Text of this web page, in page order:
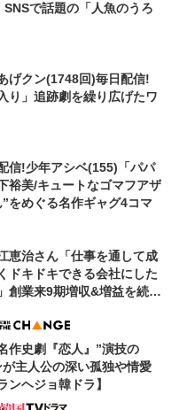
で話題の「人魚のうろ
げクン(1748回)毎日配信!
り」追跡劇を繰り広げたワ
信!少年アシベ(155)「パパ
裕美/キュートなゴマフアザ
をめぐる名作ギャグ4コマ
恵治さん「仕事を通して成
ドキドキできる会社にした
創業来9期増収&増益を続け
作史劇『恋人』”演技の
主人公の深い孤独や情愛
ンヘジョ韓ドラ】